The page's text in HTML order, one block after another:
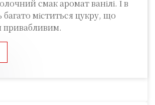
смак аромат ванілі. І в
міститься цукру, що
привабливим.